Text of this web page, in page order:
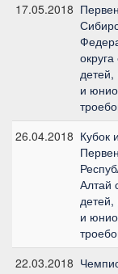
17.05.2018
и
26.04.2018 Кубок и
Алтай
и
22.03.2018